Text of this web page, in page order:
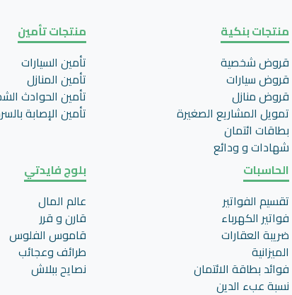
منتجات بنكية
قروض شخصية
قروض سيارات
قروض منازل
تمويل المشاريع الصغيرة
بطاقات ائتمان
شهادات و ودائع
منتجات تأمين
تأمين السيارات
تأمين المنازل
تأمين الحوادث
تأمين اﻹصابة
الحاسبات
تقسيم الفواتير
فواتير الكهرباء
ضريبة العقارات
الميزانية
فوائد بطاقة الائتمان
نسبة عبء الدين
بلوج فايدتي
عالم المال
قارن و قرر
قاموس الفلوس
طرائف وعجائب
نصايح ببلاش